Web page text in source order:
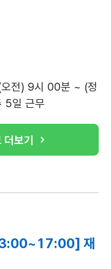
전) 9시 00분 ~ (정
5일 근무
더보기
재